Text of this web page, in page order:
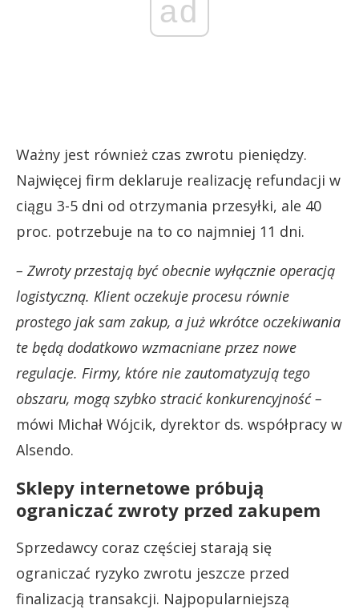
ad
Ważny jest również czas zwrotu pieniędzy.
Najwięcej firm deklaruje realizację refundacji w
ciągu 3-5 dni od otrzymania przesyłki, ale 40
proc. potrzebuje na to co najmniej 11 dni.
– Zwroty przestają być obecnie wyłącznie operacją
logistyczną. Klient oczekuje procesu równie
prostego jak sam zakup, a już wkrótce oczekiwania
te będą dodatkowo wzmacniane przez nowe
regulacje. Firmy, które nie zautomatyzują tego
obszaru, mogą szybko stracić konkurencyjność –
mówi Michał Wójcik, dyrektor ds. współpracy w
Alsendo.
Sklepy internetowe próbują
ograniczać zwroty przed zakupem
Sprzedawcy coraz częściej starają się
ograniczać ryzyko zwrotu jeszcze przed
finalizacją transakcji. Najpopularniejszą